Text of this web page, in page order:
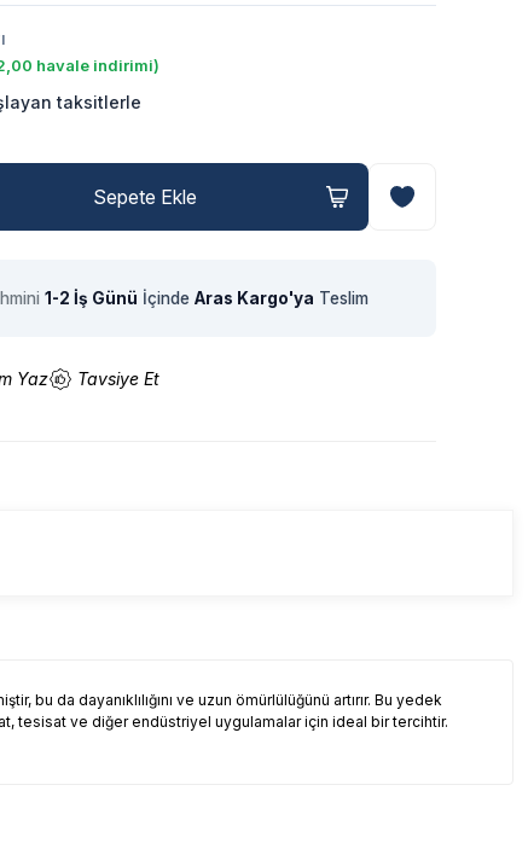
havale indirimi)
taksitlerle
Sepete Ekle
1-2 İş Günü İçinde Aras Kargo'ya Teslim
Yaz Tavsiye Et
bu da dayanıklılığını ve uzun ömürlülüğünü artırır. Bu yedek
tesisat ve diğer endüstriyel uygulamalar için ideal bir tercihtir.